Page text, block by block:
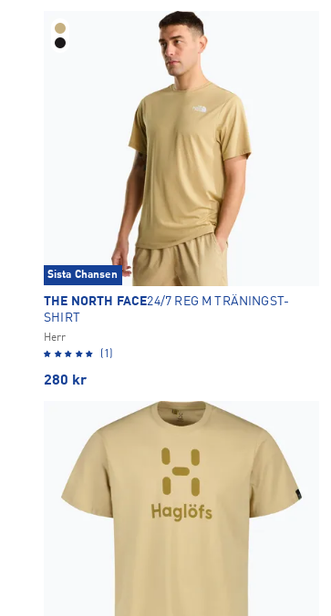
Sista Chansen
THE NORTH FACE24/7 REG M TRÄNINGST-
SHIRT
Herr
(1)
280 kr